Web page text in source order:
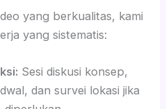
yang berkualitas, kami
yang sistematis:
Sesi diskusi konsep,
dan survei lokasi jika